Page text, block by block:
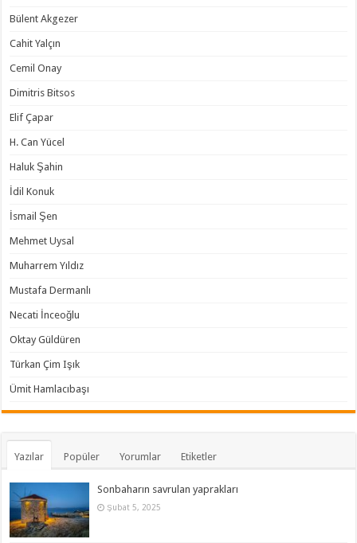
Bülent Akgezer
Cahit Yalçın
Cemil Onay
Dimitris Bitsos
Elif Çapar
H. Can Yücel
Haluk Şahin
İdil Konuk
İsmail Şen
Mehmet Uysal
Muharrem Yıldız
Mustafa Dermanlı
Necati İnceoğlu
Oktay Güldüren
Türkan Çim Işık
Ümit Hamlacıbaşı
Yazılar Popüler Yorumlar Etiketler
Sonbaharın savrulan yaprakları
Şubat 5, 2025